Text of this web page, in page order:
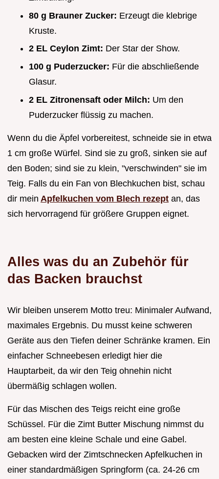
80 g Brauner Zucker: Erzeugt die klebrige
Kruste.
2 EL Ceylon Zimt: Der Star der Show.
100 g Puderzucker: Für die abschließende
Glasur.
2 EL Zitronensaft oder Milch: Um den
Puderzucker flüssig zu machen.
Wenn du die Äpfel vorbereitest, schneide sie in etwa
1 cm große Würfel. Sind sie zu groß, sinken sie auf
den Boden; sind sie zu klein, "verschwinden" sie im
Teig. Falls du ein Fan von Blechkuchen bist, schau
dir mein Apfelkuchen vom Blech rezept an, das
sich hervorragend für größere Gruppen eignet.
Alles was du an Zubehör für
das Backen brauchst
Wir bleiben unserem Motto treu: Minimaler Aufwand,
maximales Ergebnis. Du musst keine schweren
Geräte aus den Tiefen deiner Schränke kramen. Ein
einfacher Schneebesen erledigt hier die
Hauptarbeit, da wir den Teig ohnehin nicht
übermäßig schlagen wollen.
Für das Mischen des Teigs reicht eine große
Schüssel. Für die Zimt Butter Mischung nimmst du
am besten eine kleine Schale und eine Gabel.
Gebacken wird der Zimtschnecken Apfelkuchen in
einer standardmäßigen Springform (ca. 24-26 cm